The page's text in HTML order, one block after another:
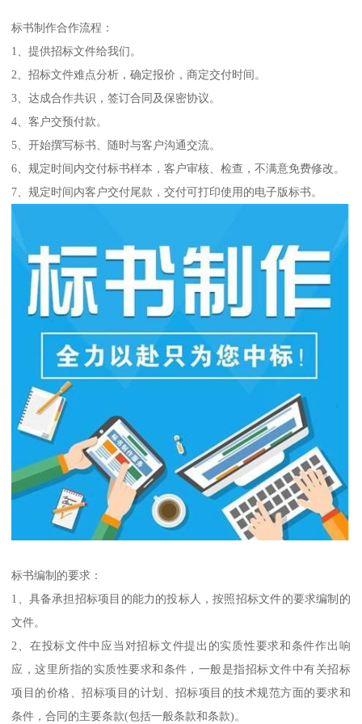
标书制作合作流程：
1、提供招标文件给我们。
2、招标文件难点分析，确定报价，商定交付时间。
3、达成合作共识，签订合同及保密协议。
4、客户交预付款。
5、开始撰写标书、随时与客户沟通交流。
6、规定时间内交付标书样本，客户审核、检查，不满意免费修改。
7、规定时间内客户交付尾款，交付可打印使用的电子版标书。
标书编制的要求：
1、具备承担招标项目的能力的投标人，按照招标文件的要求编制的
文件。
2、在投标文件中应当对招标文件提出的实质性要求和条件作出响
应，这里所指的实质性要求和条件，一般是指招标文件中有关招标
项目的价格、招标项目的计划、招标项目的技术规范方面的要求和
条件，合同的主要条款(包括一般条款和条款)。